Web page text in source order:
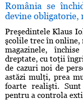
România se
devine obligatorie,
Preşedintele Klaus
şcolile trec în online,
magazinele,
dreptate, cu toţii
de cazuri noi de
astăzi mulţi, prea
foarte realişti.
pentru a controla